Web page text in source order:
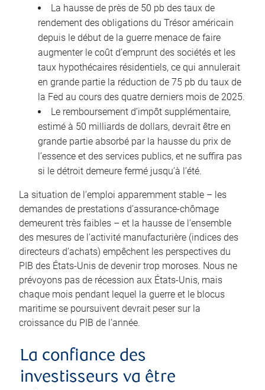
La hausse de près de 50 pb des taux de
rendement des obligations du Trésor américain
depuis le début de la guerre menace de faire
augmenter le coût d’emprunt des sociétés et les
taux hypothécaires résidentiels, ce qui annulerait
en grande partie la réduction de 75 pb du taux de
la Fed au cours des quatre derniers mois de 2025.
Le remboursement d’impôt supplémentaire,
estimé à 50 milliards de dollars, devrait être en
grande partie absorbé par la hausse du prix de
l’essence et des services publics, et ne suffira pas
si le détroit demeure fermé jusqu’à l’été.
La situation de l’emploi apparemment stable – les
demandes de prestations d’assurance-chômage
demeurent très faibles – et la hausse de l’ensemble
des mesures de l’activité manufacturière (indices des
directeurs d’achats) empêchent les perspectives du
PIB des États-Unis de devenir trop moroses. Nous ne
prévoyons pas de récession aux États-Unis, mais
chaque mois pendant lequel la guerre et le blocus
maritime se poursuivent devrait peser sur la
croissance du PIB de l’année.
La confiance des
investisseurs va être